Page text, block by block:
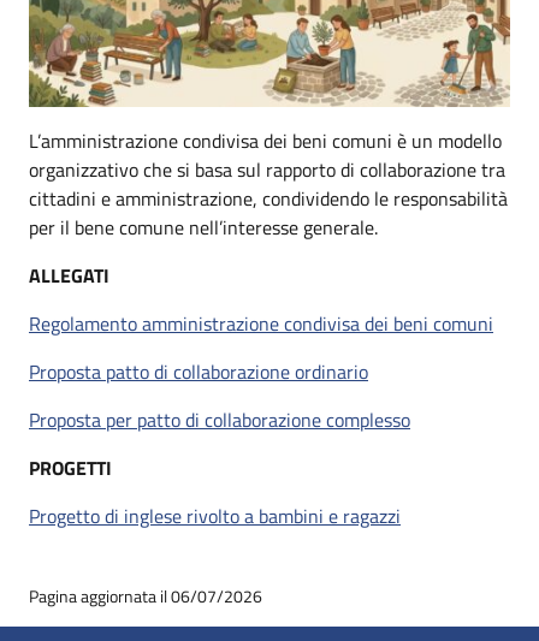
L’amministrazione condivisa dei beni comuni è un modello
organizzativo che si basa sul rapporto di collaborazione tra
cittadini e amministrazione, condividendo le responsabilità
per il bene comune nell’interesse generale.
ALLEGATI
Regolamento amministrazione condivisa dei beni comuni
Proposta patto di collaborazione ordinario
Proposta per patto di collaborazione complesso
PROGETTI
Progetto di inglese rivolto a bambini e ragazzi
Pagina aggiornata il 06/07/2026